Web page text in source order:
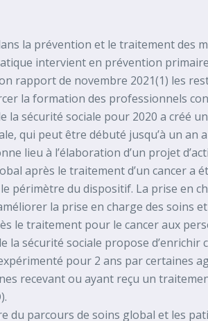
la prévention et le traitement
intervient en prévention
rapport de novembre 2021(1) les
la formation des professionnels
la sécurité sociale pour 2020 a
qui peut être débuté jusqu’à un
lieu à l’élaboration d’un projet
après le traitement d’un cancer a
du dispositif. La prise en
la prise en charge des soins
le traitement pour le cancer aux
la sécurité sociale propose
pour 2 ans par certaines
recevant ou ayant reçu un
du parcours de soins global et les